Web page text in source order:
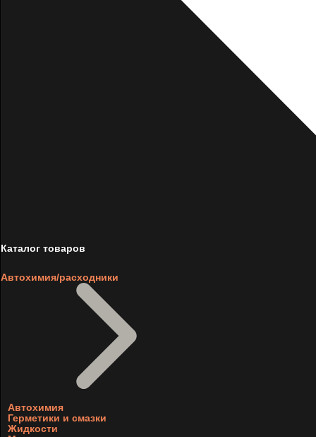
Каталог товаров
Автохимия/расходники
Автохимия
Герметики и смазки
Жидкости